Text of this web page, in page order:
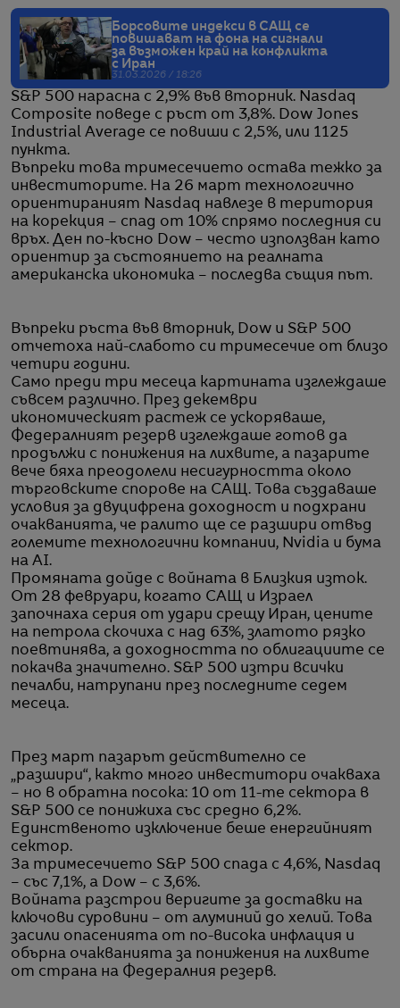
Борсовите индекси в САЩ се
повишават на фона на сигнали
за възможен край на конфликта
с Иран
31.03.2026 / 18:26
S&P 500 нарасна с 2,9% във вторник. Nasdaq
Composite поведе с ръст от 3,8%. Dow Jones
Industrial Average се повиши с 2,5%, или 1125
пункта.
Въпреки това тримесечието остава тежко за
инвеститорите. На 26 март технологично
ориентираният Nasdaq навлезе в територия
на корекция – спад от 10% спрямо последния си
връх. Ден по-късно Dow – често използван като
ориентир за състоянието на реалната
американска икономика – последва същия път.
Въпреки ръста във вторник, Dow и S&P 500
отчетоха най-слабото си тримесечие от близо
четири години.
Само преди три месеца картината изглеждаше
съвсем различно. През декември
икономическият растеж се ускоряваше,
Федералният резерв изглеждаше готов да
продължи с понижения на лихвите, а пазарите
вече бяха преодолели несигурността около
търговските спорове на САЩ. Това създаваше
условия за двуцифрена доходност и подхрани
очакванията, че ралито ще се разшири отвъд
големите технологични компании, Nvidia и бума
на AI.
Промяната дойде с войната в Близкия изток.
От 28 февруари, когато САЩ и Израел
започнаха серия от удари срещу Иран, цените
на петрола скочиха с над 63%, златото рязко
поевтинява, а доходността по облигациите се
покачва значително. S&P 500 изтри всички
печалби, натрупани през последните седем
месеца.
През март пазарът действително се
„разшири“, както много инвеститори очакваха
– но в обратна посока: 10 от 11-те сектора в
S&P 500 се понижиха със средно 6,2%.
Единственото изключение беше енергийният
сектор.
За тримесечието S&P 500 спада с 4,6%, Nasdaq
– със 7,1%, а Dow – с 3,6%.
Войната разстрои веригите за доставки на
ключови суровини – от алуминий до хелий. Това
засили опасенията от по-висока инфлация и
обърна очакванията за понижения на лихвите
от страна на Федералния резерв.